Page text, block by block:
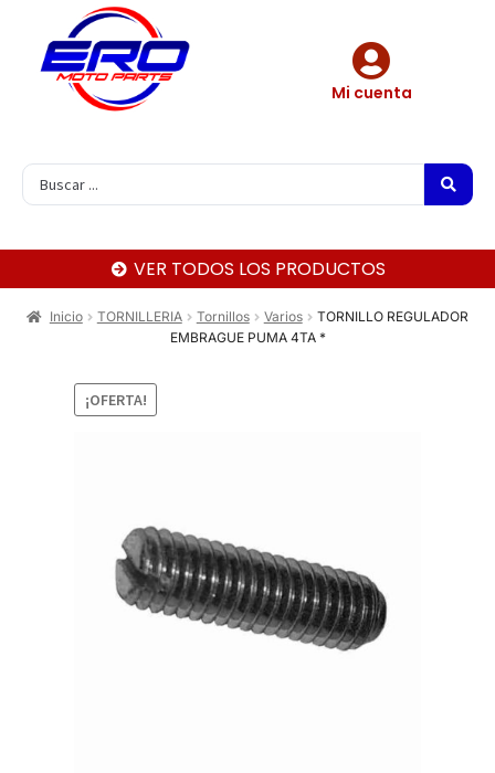
Mi cuenta
VER TODOS LOS PRODUCTOS
Inicio TORNILLERIA Tornillos Varios
TORNILLO REGULADOR
EMBRAGUE PUMA 4TA *
¡OFERTA!